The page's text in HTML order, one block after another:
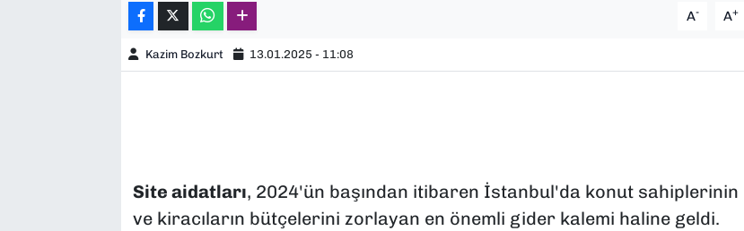
A- A+
Kazim Bozkurt 13.01.2025 - 11:08
Site aidatları, 2024'ün başından itibaren İstanbul'da konut sahiplerinin
ve kiracıların bütçelerini zorlayan en önemli gider kalemi haline geldi.